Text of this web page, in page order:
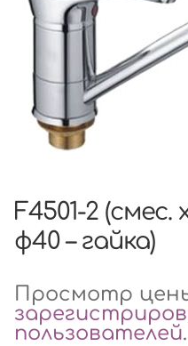
F4501-2
ф40 – гайка)
Просмотр
пользователей.